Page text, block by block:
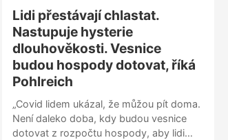
Lidi přestávají chlastat.
Nastupuje hysterie
dlouhověkosti. Vesnice
budou hospody dotovat, říká
Pohlreich
„Covid lidem ukázal, že můžou pít doma.
Není daleko doba, kdy budou vesnice
dotovat z rozpočtu hospody, aby lidi